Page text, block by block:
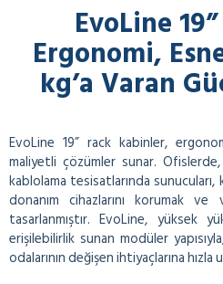
EvoLine
Ergonomi,
kg’a Varan
EvoLine 19” rack kabinler,
maliyetli çözümler sunar.
kablolama tesisatlarında
donanım cihazlarını korumak ve
tasarlanmıştır. EvoLine, yüksek
erişilebilirlik sunan modüler
odalarının değişen ihtiyaçlarına hızla